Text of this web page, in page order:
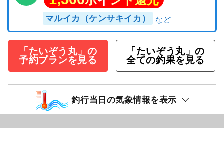
続きを表示
乗合
10,000円/人
1,500ポイント還元
マルイカ（ケンサキイカ）
予約プランを見る
全ての釣果を見る